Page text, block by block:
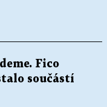
Fico
součástí